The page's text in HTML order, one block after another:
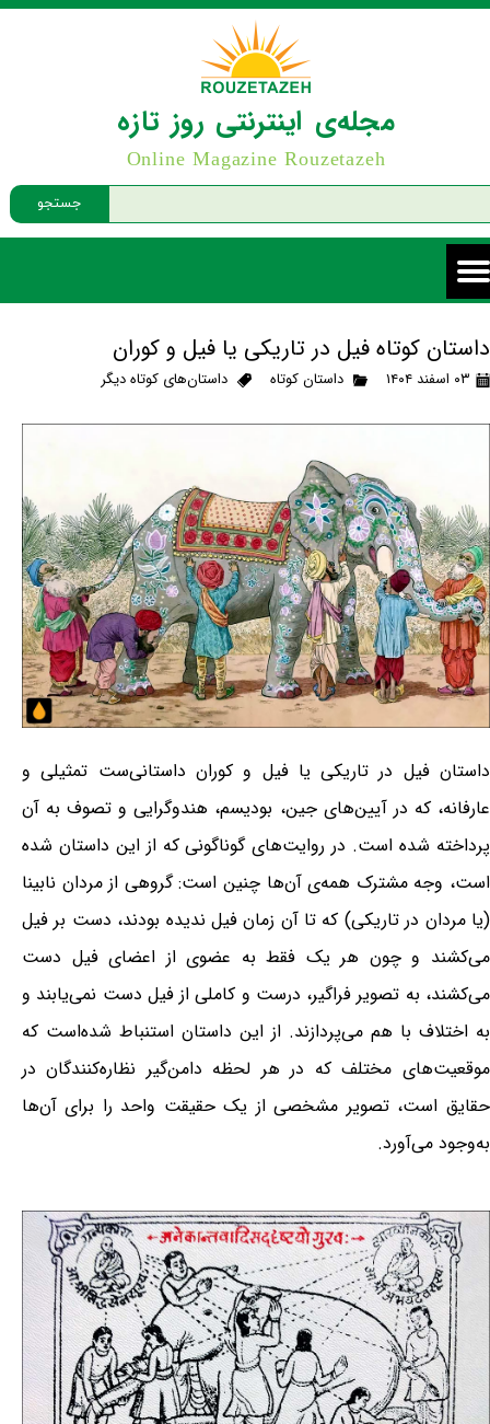
جستجو
مجله‌ی اینترنتی روز تازه
Online Magazine Rouzetazeh
داستان کوتاه فیل در تاریکی یا فیل و کوران
۰۳ اسفند ۱۴۰۴ داستان کوتاه داستان‌های کوتاه دیگر
داستان فیل در تاریکی یا فیل و کوران داستانی‌ست تمثیلی و
عارفانه، که در آیین‌های جین، بودیسم، هندوگرایی و تصوف به آن
پرداخته شده است. در روایت‌های گوناگونی که از این داستان شده
است، وجه مشترک همه‌ی آن‌ها چنین است: گروهی از مردان نابینا
(یا مردان در تاریکی) که تا آن زمان فیل ندیده بودند، دست بر فیل
می‌کشند و چون هر یک فقط به عضوی از اعضای فیل دست
می‌کشند، به تصویر فراگیر، درست و کاملی از فیل دست نمی‌یابند و
به اختلاف با هم می‌پردازند. از این داستان استنباط شده‌است که
موقعیت‌های مختلف که در هر لحظه دامن‌گیر نظاره‌کنندگان در
حقایق است، تصویر مشخصی از یک حقیقت واحد را برای آن‌ها
به‌وجود می‌آورد.